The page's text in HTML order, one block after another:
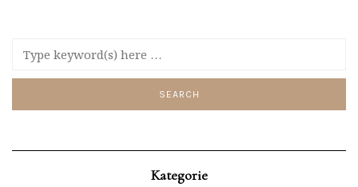
Kategorie